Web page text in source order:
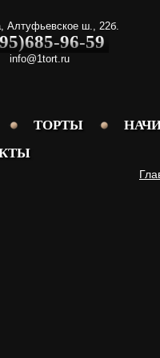
, Алтуфьевское ш., 22б.
96-59
info@1tort.ru
ТОРТЫ